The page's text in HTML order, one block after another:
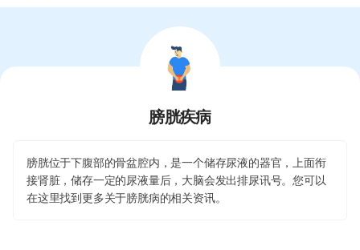
膀胱疾病
膀胱位于下腹部的骨盆腔内，是一个储存尿液的器官，上面衔
接肾脏，储存一定的尿液量后，大脑会发出排尿讯号。您可以
在这里找到更多关于膀胱病的相关资讯。